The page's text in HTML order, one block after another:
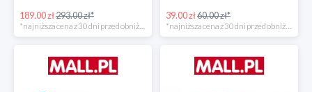
189.00 zł293.00 zł* 39.00 zł60.00 zł*